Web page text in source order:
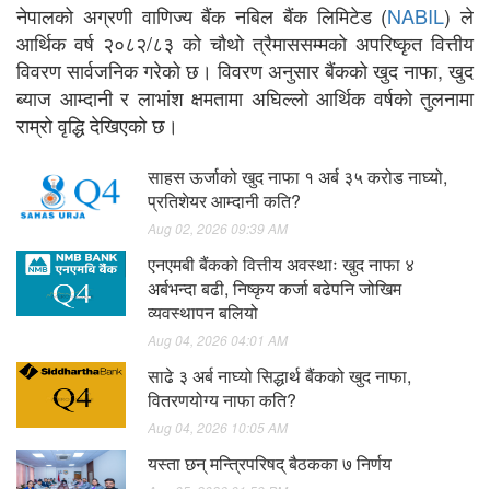
नेपालको अग्रणी वाणिज्य बैंक नबिल बैंक लिमिटेड (NABIL) ले
आर्थिक वर्ष २०८२/८३ को चौथो त्रैमाससम्मको अपरिष्कृत वित्तीय
विवरण सार्वजनिक गरेको छ। विवरण अनुसार बैंकको खुद नाफा, खुद
ब्याज आम्दानी र लाभांश क्षमतामा अघिल्लो आर्थिक वर्षको तुलनामा
राम्रो वृद्धि देखिएको छ।
साहस ऊर्जाको खुद नाफा १ अर्ब ३५ करोड नाघ्यो,
प्रतिशेयर आम्दानी कति?
Aug 02, 2026 09:39 AM
एनएमबी बैंकको वित्तीय अवस्थाः खुद नाफा ४
अर्बभन्दा बढी, निष्कृय कर्जा बढेपनि जोखिम
व्यवस्थापन बलियो
Aug 04, 2026 04:01 AM
साढे ३ अर्ब नाघ्यो सिद्धार्थ बैंकको खुद नाफा,
वितरणयोग्य नाफा कति?
Aug 04, 2026 10:05 AM
यस्ता छन् मन्त्रिपरिषद् बैठकका ७ निर्णय